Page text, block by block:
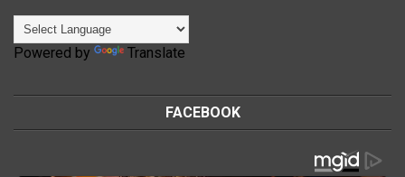
Powered by Translate
FACEBOOK